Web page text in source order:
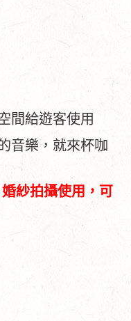
間給遊客使用
音樂，就來杯咖
紗拍攝使用，可